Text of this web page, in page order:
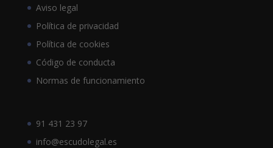
Aviso legal
Política de privacidad
Política de cookies
Código de conducta
Normas de funcionamiento
91 431 23 97
info@escudolegal.es